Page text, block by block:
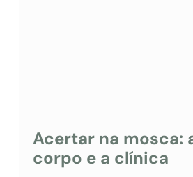
Acertar na mosca:
corpo e a clínica